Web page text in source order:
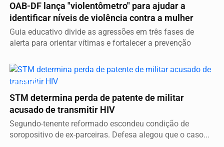
OAB-DF lança "violentômetro" para ajudar a
identificar níveis de violência contra a mulher
Guia educativo divide as agressões em três fases de
alerta para orientar vítimas e fortalecer a prevenção
JUSTIÇA
STM determina perda de patente de militar
acusado de transmitir HIV
Segundo-tenente reformado escondeu condição de
soropositivo de ex-parceiras. Defesa alegou que o caso...